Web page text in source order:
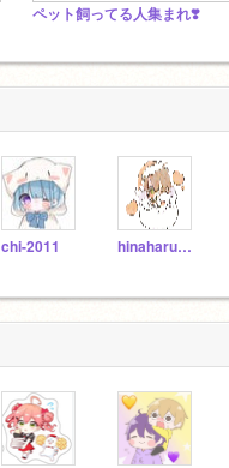
ペット飼ってる人集まれ❣️
chi-2011 hinaharukyoudai